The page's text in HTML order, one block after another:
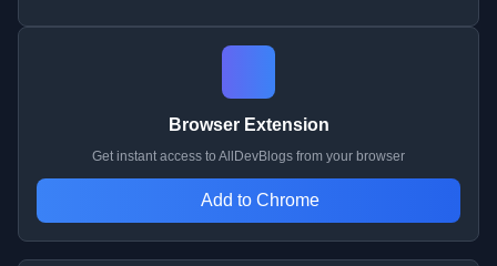
Browser Extension
Get instant access to AllDevBlogs from your browser
Add to Chrome